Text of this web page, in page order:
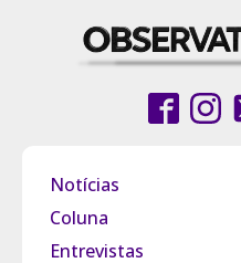
Notícias
Coluna
Entrevistas